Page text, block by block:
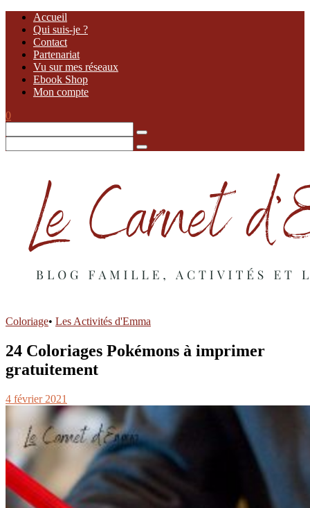
Accueil
Qui suis-je ?
Contact
Partenariat
Vu sur mes réseaux
Ebook Shop
Mon compte
0
Coloriage• Les Activités d'Emma
24 Coloriages Pokémons à imprimer
gratuitement
4 février 2021